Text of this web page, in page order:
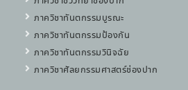
ภาควิชาทันตกรรมบูรณะ
ภาควิชาทันตกรรมป้องกัน
ภาควิชาทันตกรรมวินิจฉัย
ภาควิชาศัลยกรรมศาสตร์ช่องปาก